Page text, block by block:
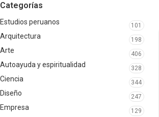
Categorías
Estudios peruanos 101
Arquitectura 198
Arte 406
Autoayuda y espiritualidad 328
Ciencia 344
Diseño 247
Empresa 129